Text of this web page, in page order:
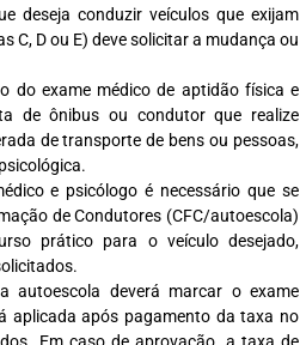
deseja conduzir veículos que exijam
C, D ou E) deve solicitar a mudança ou
do exame médico de aptidão física e
de ônibus ou condutor que realize
de transporte de bens ou pessoas,
e psicólogo é necessário que se
de Condutores (CFC/autoescola)
prático para o veículo desejado,
autoescola deverá marcar o exame
aplicada após pagamento da taxa no
Em caso de aprovação, a taxa de